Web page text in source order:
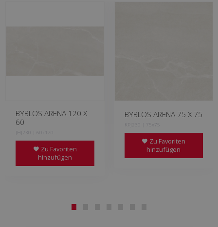
BYBLOS ARENA 120 X
60
JHJ230 | 60x120
Zu Favoriten
hinzufügen
BYBLOS ARENA 75 X 75
KPJ230 | 75x75
Zu Favoriten
hinzufügen